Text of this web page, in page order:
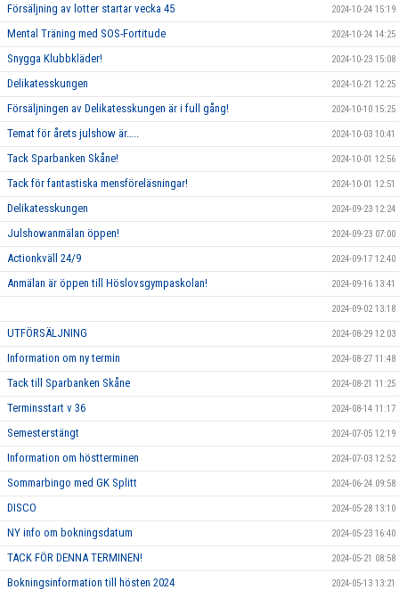
Försäljning av lotter startar vecka 45 2024-10-24 15:19
Mental Träning med SOS-Fortitude 2024-10-24 14:25
Snygga Klubbkläder! 2024-10-23 15:08
Delikatesskungen 2024-10-21 12:25
Försäljningen av Delikatesskungen är i full gång! 2024-10-10 15:25
Temat för årets julshow är….. 2024-10-03 10:41
Tack Sparbanken Skåne! 2024-10-01 12:56
Tack för fantastiska mensföreläsningar! 2024-10-01 12:51
Delikatesskungen 2024-09-23 12:24
Julshowanmälan öppen! 2024-09-23 07:00
Actionkväll 24/9 2024-09-17 12:40
Anmälan är öppen till Höslovsgympaskolan! 2024-09-16 13:41
2024-09-02 13:18
UTFÖRSÄLJNING 2024-08-29 12:03
Information om ny termin 2024-08-27 11:48
Tack till Sparbanken Skåne 2024-08-21 11:25
Terminsstart v 36 2024-08-14 11:17
Semesterstängt 2024-07-05 12:19
Information om höstterminen 2024-07-03 12:52
Sommarbingo med GK Splitt 2024-06-24 09:58
DISCO 2024-05-28 13:10
NY info om bokningsdatum 2024-05-23 16:40
TACK FÖR DENNA TERMINEN! 2024-05-21 08:58
Bokningsinformation till hösten 2024 2024-05-13 13:21